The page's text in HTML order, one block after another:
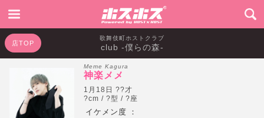
歌舞伎町ホストクラブ
club -僕らの森-
店TOP
Meme Kagura
神楽メメ
1月18日 ??才
?cm / ?型 / ?座
イケメン度
：